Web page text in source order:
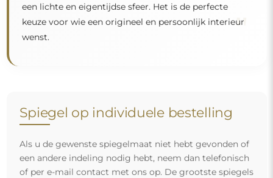
een lichte en eigentijdse sfeer. Het is de perfecte
keuze voor wie een origineel en persoonlijk interieur
wenst.
"
Spiegel op individuele bestelling
Als u de gewenste spiegelmaat niet hebt gevonden of
een andere indeling nodig hebt, neem dan telefonisch
of per e-mail contact met ons op. De grootste spiegels